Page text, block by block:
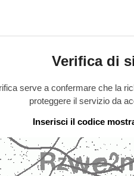
Verifica di
serve a confermare che la
proteggere il servizio da
Inserisci il codice